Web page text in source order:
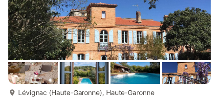
Lévignac (Haute-Garonne), Haute-Garonne